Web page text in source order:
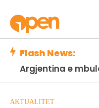
Flash News:
AKTUALITET